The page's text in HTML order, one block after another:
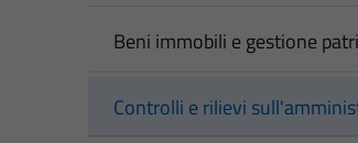
Beni immobili e gestione
Controlli e rilievi